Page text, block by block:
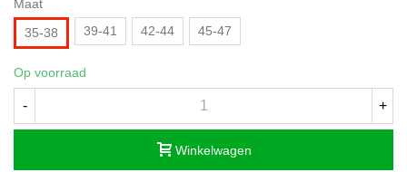
Maat
35-38
39-41 42-44 45-47
Op voorraad
- +
Winkelwagen